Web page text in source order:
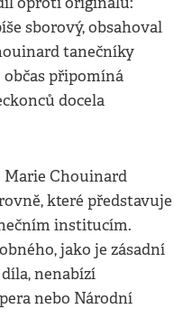
sborový, obsahoval
tanečníky
připomíná
docela
Marie Chouinard
které představuje
institucím.
jako je zásadní
nenabízí
nebo Národní